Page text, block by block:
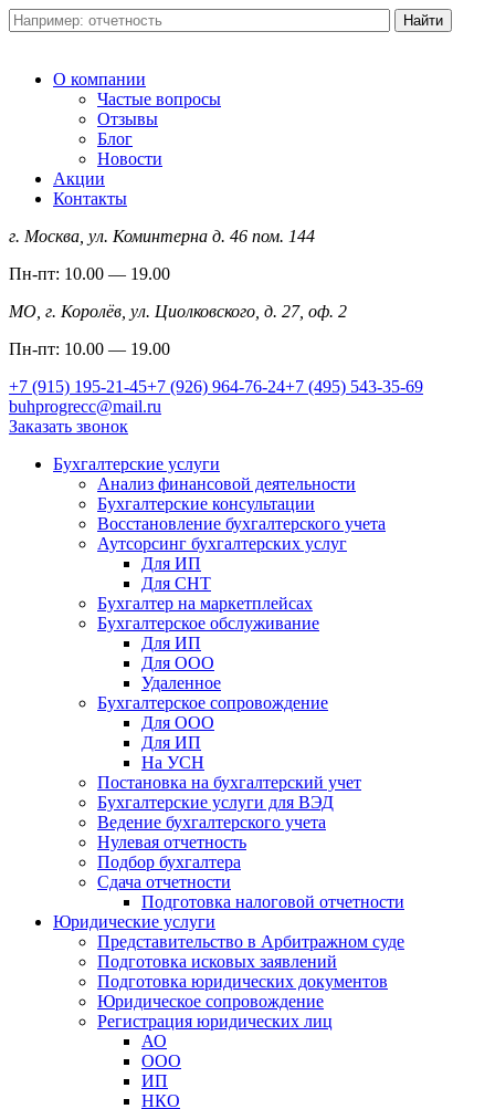
О компании
Частые вопросы
Отзывы
Блог
Новости
Акции
Контакты
г. Москва, ул. Коминтерна д. 46 пом. 144
Пн-пт: 10.00 — 19.00
МО, г. Королёв, ул. Циолковского, д. 27, оф. 2
Пн-пт: 10.00 — 19.00
+7 (915) 195-21-45+7 (926) 964-76-24+7 (495) 543-35-69
buhprogrecc@mail.ru
Заказать звонок
Бухгалтерские услуги
Анализ финансовой деятельности
Бухгалтерские консультации
Восстановление бухгалтерского учета
Аутсорсинг бухгалтерских услуг
Для ИП
Для СНТ
Бухгалтер на маркетплейсах
Бухгалтерское обслуживание
Для ИП
Для ООО
Удаленное
Бухгалтерское сопровождение
Для ООО
Для ИП
На УСН
Постановка на бухгалтерский учет
Бухгалтерские услуги для ВЭД
Ведение бухгалтерского учета
Нулевая отчетность
Подбор бухгалтера
Сдача отчетности
Подготовка налоговой отчетности
Юридические услуги
Представительство в Арбитражном суде
Подготовка исковых заявлений
Подготовка юридических документов
Юридическое сопровождение
Регистрация юридических лиц
АО
ООО
ИП
НКО